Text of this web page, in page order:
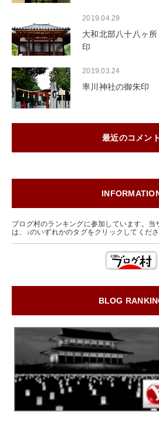
2019.04.29
大和北部八十八ヶ
印
2019.03.24
率川神社の御朱印
最近のコメント
ブログ村のランキングに参加しています。当
は、↓のいずれかのタグをクリックしてくださ
BLOG